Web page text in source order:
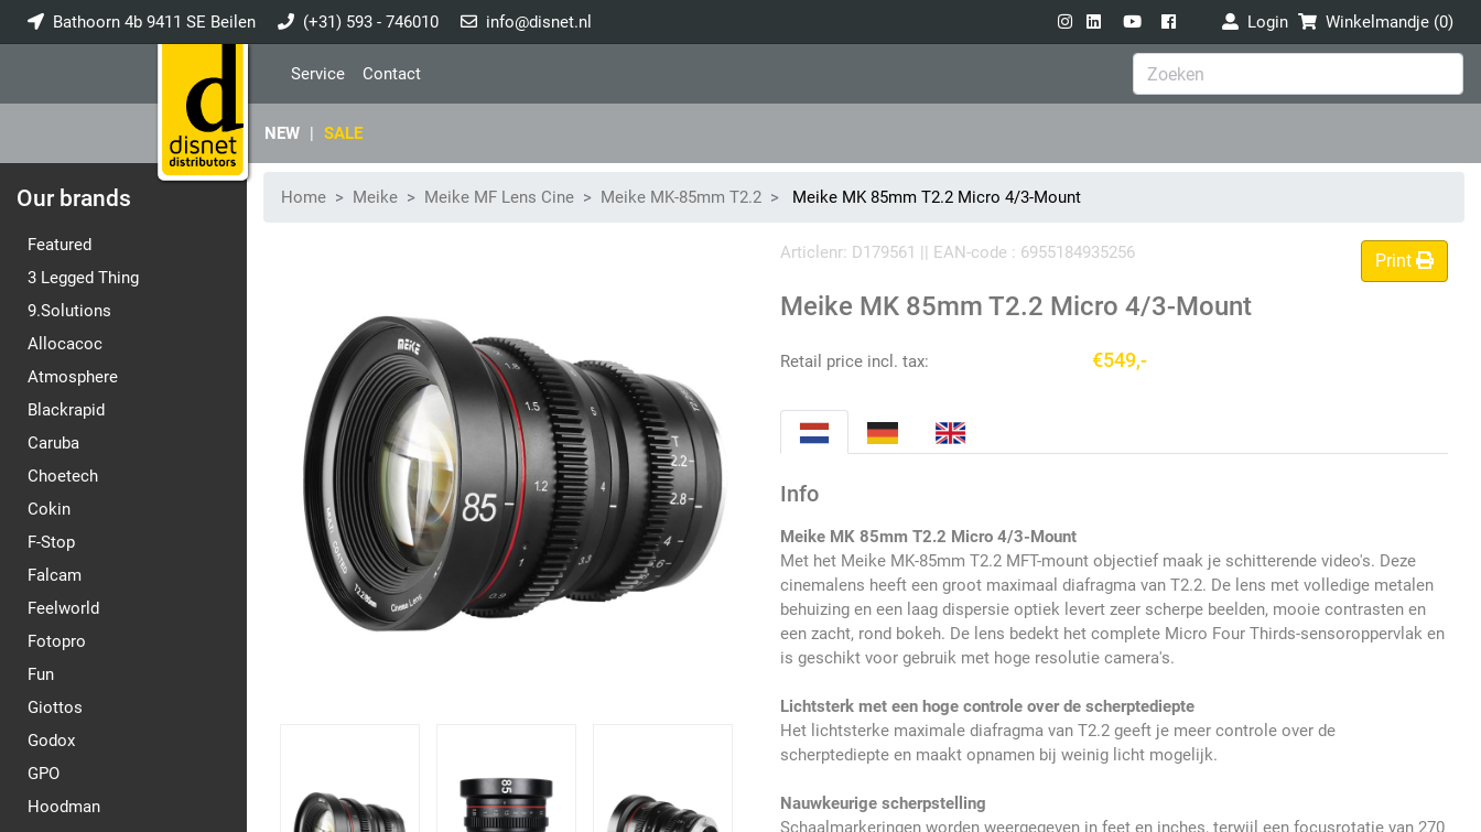
Bathoorn 4b 9411 SE Beilen (+31) 593 - 746010 info@disnet.nl Login Winkelmandje (0)
Service Contact
NEW | SALE
Our brands
Featured
3 Legged Thing
9.Solutions
Allocacoc
Atmosphere
Blackrapid
Caruba
Choetech
Cokin
F-Stop
Falcam
Feelworld
Fotopro
Fun
Giottos
Godox
GPO
Hoodman
Home Meike Meike MF Lens Cine Meike MK-85mm T2.2 Meike MK 85mm T2.2 Micro 4/3-Mount
Articlenr: D179561 || EAN-code : 6955184935256 Print
Meike MK 85mm T2.2 Micro 4/3-Mount
Retail price incl. tax: €549,-
Info
Meike MK 85mm T2.2 Micro 4/3-Mount
Met het Meike MK-85mm T2.2 MFT-mount objectief maak je schitterende video's. Deze
cinemalens heeft een groot maximaal diafragma van T2.2. De lens met volledige metalen
behuizing en een laag dispersie optiek levert zeer scherpe beelden, mooie contrasten en
een zacht, rond bokeh. De lens bedekt het complete Micro Four Thirds-sensoroppervlak en
is geschikt voor gebruik met hoge resolutie camera's.
Lichtsterk met een hoge controle over de scherptediepte
Het lichtsterke maximale diafragma van T2.2 geeft je meer controle over de
scherptediepte en maakt opnamen bij weinig licht mogelijk.
Nauwkeurige scherpstelling
Schaalmarkeringen worden weergegeven in feet en inches, terwijl een focusrotatie van 270